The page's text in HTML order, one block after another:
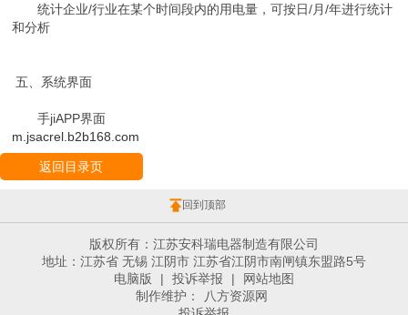
统计企业/行业在某个时间段内的用电量，可按日/月/年进行统计
和分析
五、系统界面
手jiAPP界面
m.jsacrel.b2b168.com
返回目录页
回到顶部
版权所有：江苏安科瑞电器制造有限公司
地址：江苏省 无锡 江阴市 江苏省江阴市南闸镇东盟路5号
电脑版
| 投诉举报 |
网站地图
制作维护：
八方资源网